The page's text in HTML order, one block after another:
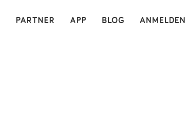
ANMELDEN
BLOG
APP
PARTNER ×